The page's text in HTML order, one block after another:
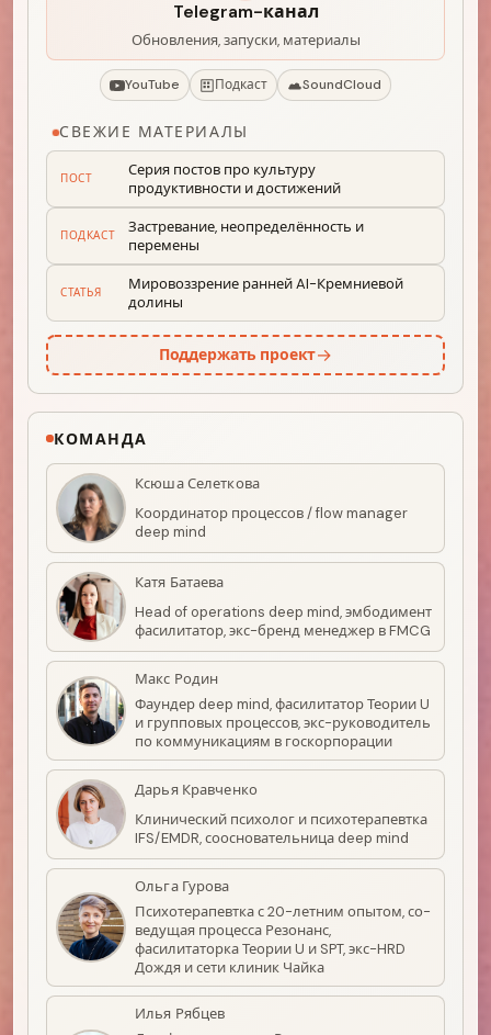
Telegram-канал
Обновления, запуски, материалы
YouTube Подкаст SoundCloud
СВЕЖИЕ МАТЕРИАЛЫ
ПОСТ
Серия постов про культуру
продуктивности и достижений
ПОДКАСТ
Застревание, неопределённость и
перемены
СТАТЬЯ
Мировоззрение ранней AI-Кремниевой
долины
Поддержать проект→
КОМАНДА
Ксюша Селеткова
Координатор процессов / flow manager
deep mind
Катя Батаева
Head of operations deep mind, эмбодимент
фасилитатор, экс-бренд менеджер в FMCG
Макс Родин
Фаундер deep mind, фасилитатор Теории U
и групповых процессов, экс-руководитель
по коммуникациям в госкорпорации
Дарья Кравченко
Клинический психолог и психотерапевтка
IFS/EMDR, соосновательница deep mind
Ольга Гурова
Психотерапевтка с 20-летним опытом, со-
ведущая процесса Резонанс,
фасилитаторка Теории U и SPT, экс-HRD
Дождя и сети клиник Чайка
Илья Рябцев